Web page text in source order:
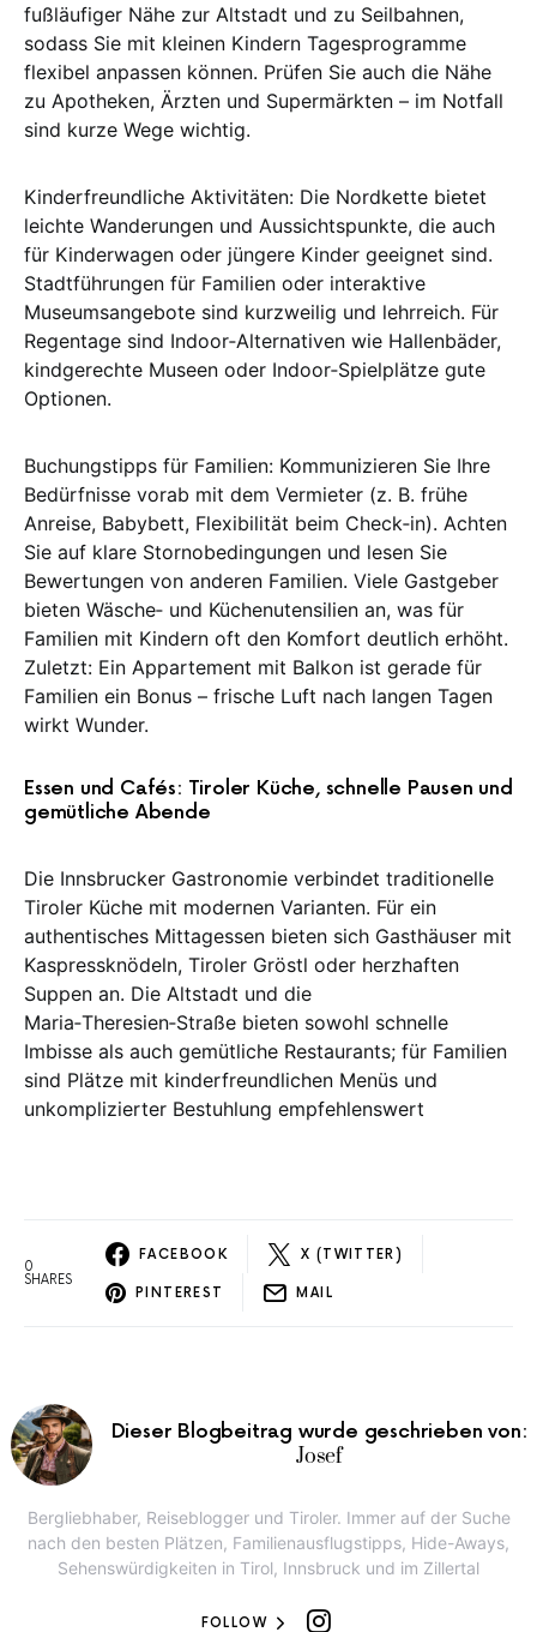
fußläufiger Nähe zur Altstadt und zu Seilbahnen,
sodass Sie mit kleinen Kindern Tagesprogramme
flexibel anpassen können. Prüfen Sie auch die Nähe
zu Apotheken, Ärzten und Supermärkten – im Notfall
sind kurze Wege wichtig.
Kinderfreundliche Aktivitäten: Die Nordkette bietet
leichte Wanderungen und Aussichtspunkte, die auch
für Kinderwagen oder jüngere Kinder geeignet sind.
Stadtführungen für Familien oder interaktive
Museumsangebote sind kurzweilig und lehrreich. Für
Regentage sind Indoor‑Alternativen wie Hallenbäder,
kindgerechte Museen oder Indoor‑Spielplätze gute
Optionen.
Buchungstipps für Familien: Kommunizieren Sie Ihre
Bedürfnisse vorab mit dem Vermieter (z. B. frühe
Anreise, Babybett, Flexibilität beim Check‑in). Achten
Sie auf klare Stornobedingungen und lesen Sie
Bewertungen von anderen Familien. Viele Gastgeber
bieten Wäsche‑ und Küchenutensilien an, was für
Familien mit Kindern oft den Komfort deutlich erhöht.
Zuletzt: Ein Appartement mit Balkon ist gerade für
Familien ein Bonus – frische Luft nach langen Tagen
wirkt Wunder.
Essen und Cafés: Tiroler Küche, schnelle Pausen und
gemütliche Abende
Die Innsbrucker Gastronomie verbindet traditionelle
Tiroler Küche mit modernen Varianten. Für ein
authentisches Mittagessen bieten sich Gasthäuser mit
Kaspressknödeln, Tiroler Gröstl oder herzhaften
Suppen an. Die Altstadt und die
Maria‑Theresien‑Straße bieten sowohl schnelle
Imbisse als auch gemütliche Restaurants; für Familien
sind Plätze mit kinderfreundlichen Menüs und
unkomplizierter Bestuhlung empfehlenswert
0
SHARES
FACEBOOK X (TWITTER)
PINTEREST MAIL
Dieser Blogbeitrag wurde geschrieben von:
Josef
Bergliebhaber, Reiseblogger und Tiroler. Immer auf der Suche
nach den besten Plätzen, Familienausflugstipps, Hide-Aways,
Sehenswürdigkeiten in Tirol, Innsbruck und im Zillertal
FOLLOW